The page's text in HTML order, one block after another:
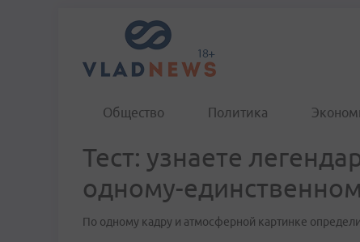
Общество Политика
Тест: узнаете
одному-
По одному кадру и атмосферной картинке